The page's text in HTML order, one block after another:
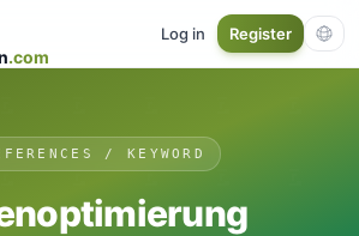
.com
Log in Register
/ KEYWORD